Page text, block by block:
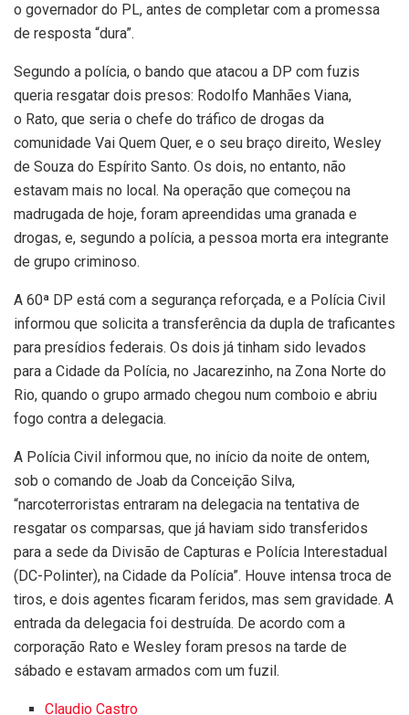
o governador do PL, antes de completar com a promessa
de resposta “dura”.
Segundo a polícia, o bando que atacou a DP com fuzis
queria resgatar dois presos: Rodolfo Manhães Viana,
o Rato, que seria o chefe do tráfico de drogas da
comunidade Vai Quem Quer, e o seu braço direito, Wesley
de Souza do Espírito Santo. Os dois, no entanto, não
estavam mais no local. Na operação que começou na
madrugada de hoje, foram apreendidas uma granada e
drogas, e, segundo a polícia, a pessoa morta era integrante
de grupo criminoso.
A 60ª DP está com a segurança reforçada, e a Polícia Civil
informou que solicita a transferência da dupla de traficantes
para presídios federais. Os dois já tinham sido levados
para a Cidade da Polícia, no Jacarezinho, na Zona Norte do
Rio, quando o grupo armado chegou num comboio e abriu
fogo contra a delegacia.
A Polícia Civil informou que, no início da noite de ontem,
sob o comando de Joab da Conceição Silva,
“narcoterroristas entraram na delegacia na tentativa de
resgatar os comparsas, que já haviam sido transferidos
para a sede da Divisão de Capturas e Polícia Interestadual
(DC-Polinter), na Cidade da Polícia”. Houve intensa troca de
tiros, e dois agentes ficaram feridos, mas sem gravidade. A
entrada da delegacia foi destruída. De acordo com a
corporação Rato e Wesley foram presos na tarde de
sábado e estavam armados com um fuzil.
Claudio Castro